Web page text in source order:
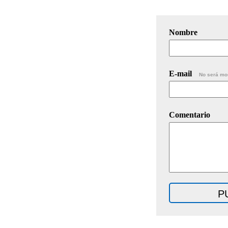
Nombre
E-mail No será
Comentario